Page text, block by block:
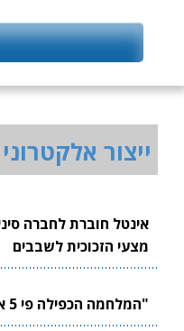
ייצור אלקטרוני
אינטל חוברת לחברה
מצעי הזכוכית לשבבים
"המלחמה הכפילה פי 5 את שוק הייצור המיידי"